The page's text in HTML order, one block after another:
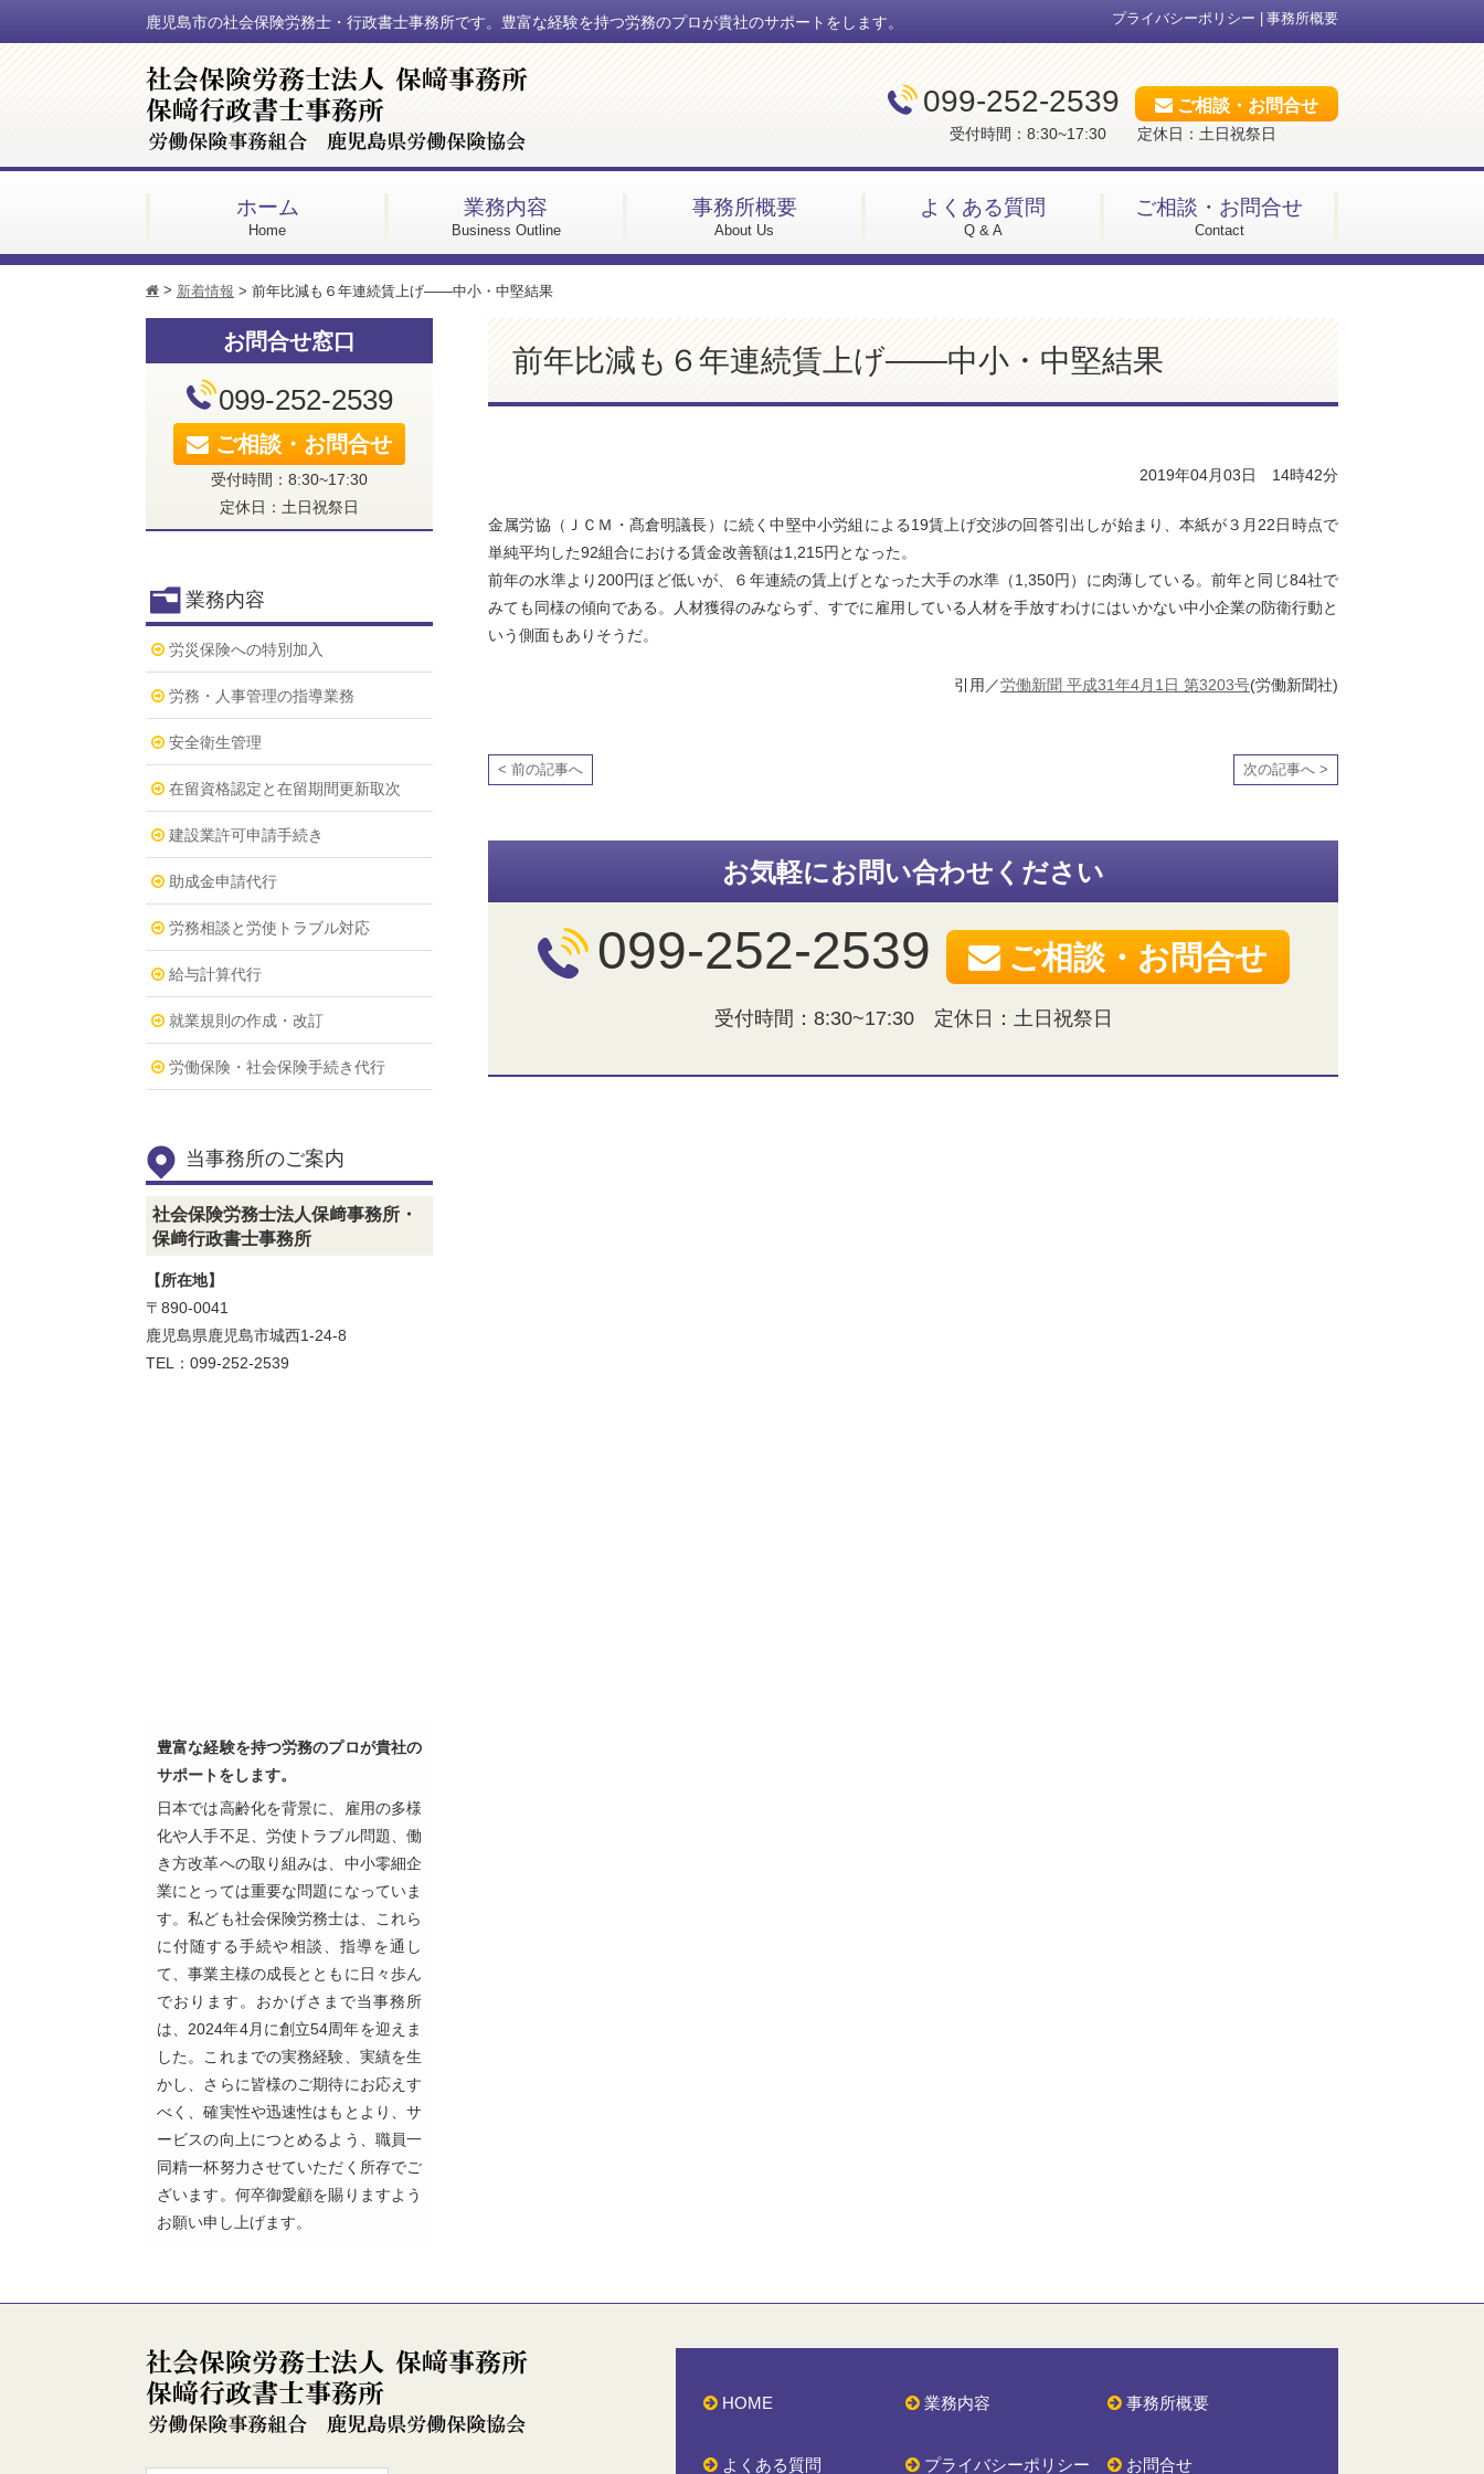
鹿児島市の社会保険労務士・行政書士事務所です。豊富な経験を持つ労務のプロが貴社のサポートをします。 プライバシーポリシー 事務所概要
099-252-2539 ご相談・お問合せ
受付時間：8:30~17:30 定休日：土日祝祭日
ホーム
Home
業務内容
Business Outline
事務所概要
About Us
よくある質問
Q & A
ご相談・お問合せ
Contact
h > 新着情報 > 前年比減も６年連続賃上げ――中小・中堅結果
前年比減も６年連続賃上げ――中小・中堅結果
2019年04月03日 14時42分
金属労協（ＪＣＭ・髙倉明議長）に続く中堅中小労組による19賃上げ交渉の回答引出しが始まり、本紙が３月22日時点で
単純平均した92組合における賃金改善額は1,215円となった。
前年の水準より200円ほど低いが、６年連続の賃上げとなった大手の水準（1,350円）に肉薄している。前年と同じ84社で
みても同様の傾向である。人材獲得のみならず、すでに雇用している人材を手放すわけにはいかない中小企業の防衛行動と
いう側面もありそうだ。
引用／労働新聞 平成31年4月1日 第3203号(労働新聞社)
< 前の記事へ 次の記事へ >
お気軽にお問い合わせください
099-252-2539 ご相談・お問合せ
受付時間：8:30~17:30 定休日：土日祝祭日
お問合せ窓口
099-252-2539
ご相談・お問合せ
受付時間：8:30~17:30
定休日：土日祝祭日
業務内容
労災保険への特別加入
労務・人事管理の指導業務
安全衛生管理
在留資格認定と在留期間更新取次
建設業許可申請手続き
助成金申請代行
労務相談と労使トラブル対応
給与計算代行
就業規則の作成・改訂
労働保険・社会保険手続き代行
当事務所のご案内
社会保険労務士法人保﨑事務所・
保﨑行政書士事務所
【所在地】
〒890-0041
鹿児島県鹿児島市城西1-24-8
TEL：099-252-2539
豊富な経験を持つ労務のプロが貴社の
サポートをします。
日本では高齢化を背景に、雇用の多様
化や人手不足、労使トラブル問題、働
き方改革への取り組みは、中小零細企
業にとっては重要な問題になっていま
す。私ども社会保険労務士は、これら
に付随する手続や相談、指導を通し
て、事業主様の成長とともに日々歩ん
でおります。おかげさまで当事務所
は、2024年4月に創立54周年を迎えま
した。これまでの実務経験、実績を生
かし、さらに皆様のご期待にお応えす
べく、確実性や迅速性はもとより、サ
ービスの向上につとめるよう、職員一
同精一杯努力させていただく所存でご
ざいます。何卒御愛顧を賜りますよう
お願い申し上げます。
HOME 業務内容 事務所概要
よくある質問 プライバシーポリシー お問合せ